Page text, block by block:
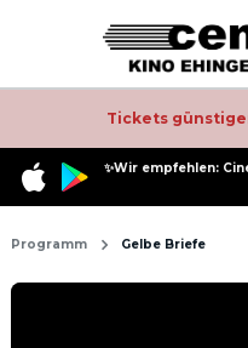
Tickets
✨Wir empfehlen:
Programm Gelbe Briefe